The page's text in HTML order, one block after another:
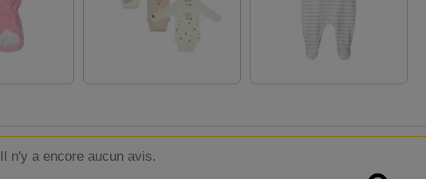
Il n'y a encore aucun avis.